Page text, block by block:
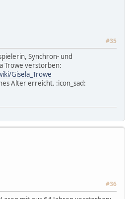
#35
Synchron- und
Trowe verstorben:
Gisela_Trowe
Alter erreicht. :icon_sad:
#36